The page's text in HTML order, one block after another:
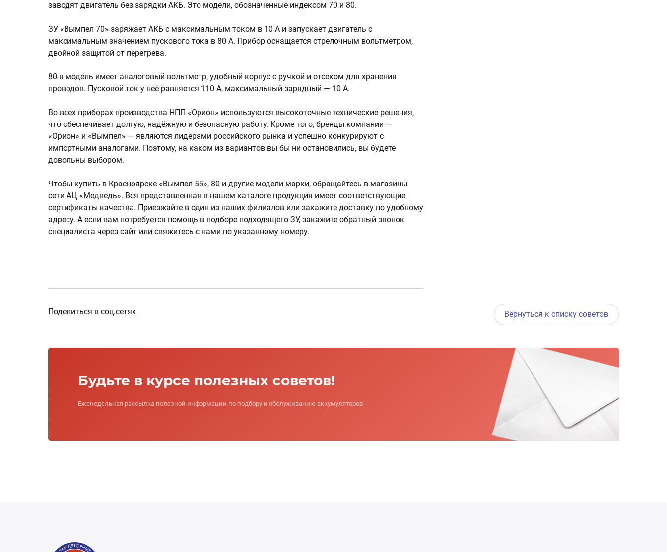
заводят двигатель без зарядки АКБ. Это модели, обозначенные индексом 70 и 80.
ЗУ «Вымпел 70» заряжает АКБ с максимальным током в 10 А и запускает двигатель с
максимальным значением пускового тока в 80 А. Прибор оснащается стрелочным вольтметром,
двойной защитой от перегрева.
80-я модель имеет аналоговый вольтметр, удобный корпус с ручкой и отсеком для хранения
проводов. Пусковой ток у неё равняется 110 А, максимальный зарядный — 10 А.
Во всех приборах производства НПП «Орион» используются высокоточные технические решения,
что обеспечивает долгую, надёжную и безопасную работу. Кроме того, бренды компании —
«Орион» и «Вымпел» — являются лидерами российского рынка и успешно конкурируют с
импортными аналогами. Поэтому, на каком из вариантов вы бы ни остановились, вы будете
довольны выбором.
Чтобы купить в Красноярске «Вымпел 55», 80 и другие модели марки, обращайтесь в магазины
сети АЦ «Медведь». Вся представленная в нашем каталоге продукция имеет соответствующие
сертификаты качества. Приезжайте в один из наших филиалов или закажите доставку по удобному
адресу. А если вам потребуется помощь в подборе подходящего ЗУ, закажите обратный звонок
специалиста через сайт или свяжитесь с нами по указанному номеру.
Поделиться в соц.сетях Вернуться к списку советов
Будьте в курсе полезных советов!
Еженедельная рассылка полезной информации по подбору и обслуживанию аккумуляторов